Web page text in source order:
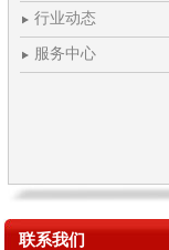
行业动态
服务中心
联系我们